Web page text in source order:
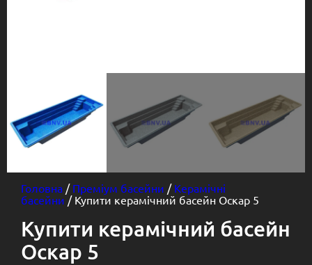
Головна / Преміум басейни / Керамічні
басейни/ Купити керамічний басейн Оскар 5
Купити керамічний басейн
Оскар 5